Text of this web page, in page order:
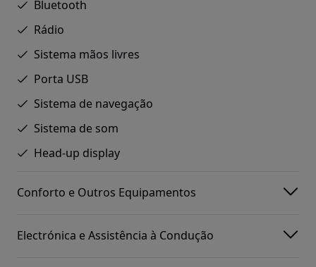
Bluetooth
Rádio
Sistema mãos livres
Porta USB
Sistema de navegação
Sistema de som
Head-up display
Conforto e Outros Equipamentos
Electrónica e Assistência à Condução